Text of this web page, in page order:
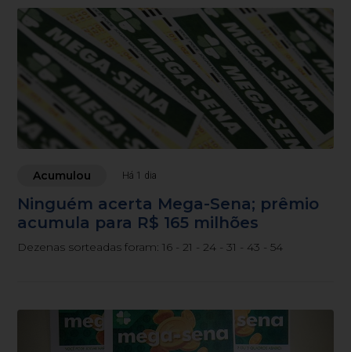
Acumulou Há 1 dia
Ninguém acerta Mega-Sena; prêmio
acumula para R$ 165 milhões
Dezenas sorteadas foram: 16 - 21 - 24 - 31 - 43 - 54